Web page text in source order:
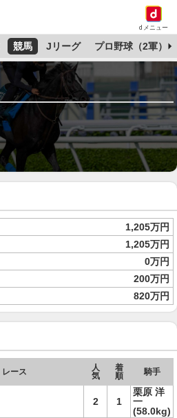
dメニュー
競馬 Jリーグ プロ野球（2軍）
1,205万円
1,205万円
0万円
200万円
820万円
レース
人
気
着
順
騎手
2 1
栗原 洋
一
(58.0kg)